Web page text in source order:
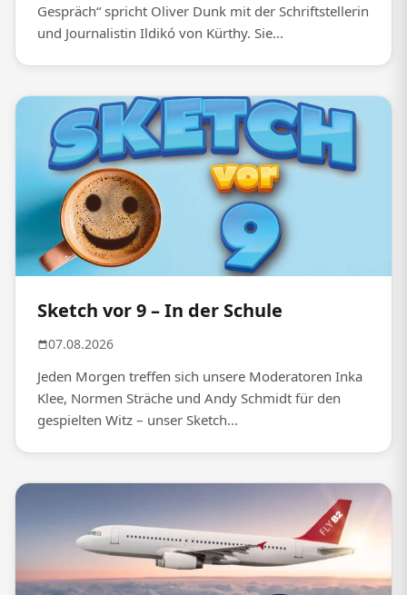
Gespräch“ spricht Oliver Dunk mit der Schriftstellerin
und Journalistin Ildikó von Kürthy. Sie...
Sketch vor 9 – In der Schule
07.08.2026
Jeden Morgen treffen sich unsere Moderatoren Inka
Klee, Normen Sträche und Andy Schmidt für den
gespielten Witz – unser Sketch...